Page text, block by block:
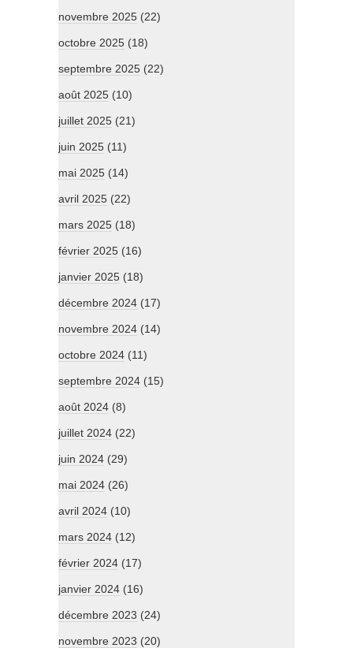
novembre 2025 (22)
octobre 2025 (18)
septembre 2025 (22)
août 2025 (10)
juillet 2025 (21)
juin 2025 (11)
mai 2025 (14)
avril 2025 (22)
mars 2025 (18)
février 2025 (16)
janvier 2025 (18)
décembre 2024 (17)
novembre 2024 (14)
octobre 2024 (11)
septembre 2024 (15)
août 2024 (8)
juillet 2024 (22)
juin 2024 (29)
mai 2024 (26)
avril 2024 (10)
mars 2024 (12)
février 2024 (17)
janvier 2024 (16)
décembre 2023 (24)
novembre 2023 (20)